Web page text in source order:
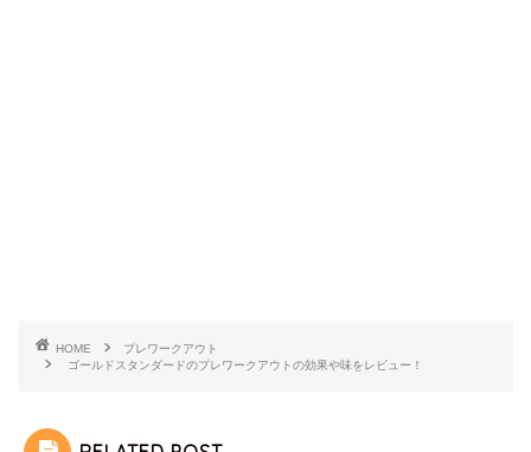
HOME
プレワークアウト
ゴールドスタンダードのプレワークアウトの効果や味をレビュー！